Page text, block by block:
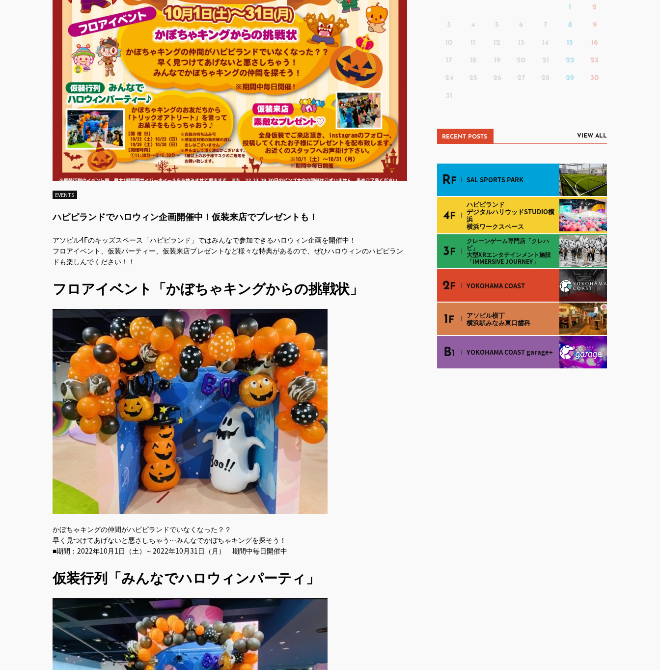
EVENTS
ハピピランドでハロウィン企画開催中！仮装来店でプレゼントも！
アソビル4Fのキッズスペース「ハピピランド」ではみんなで参加できるハロウィン企画を開催中！
フロアイベント、仮装パーティー、仮装来店プレゼントなど様々な特典があるので、ぜひハロウィンのハピピラン
ドも楽しんでください！！
フロアイベント「かぼちゃキングからの挑戦状」
かぼちゃキングの仲間がハピピランドでいなくなった？？
早く見つけてあげないと悪さしちゃう…みんなでかぼちゃキングを探そう！
■期間：2022年10月1日（土）～2022年10月31日（月） 期間中毎日開催中
仮装行列「みんなでハロウィンパーティ」
1 2
3 4 5 6 7 8 9
10 11 12 13 14 15 16
17 18 19 20 21 22 23
24 25 26 27 28 29 30
31
RECENT POSTS VIEW ALL
R F SAL SPORTS PARK
4F
ハピピランド
デジタルハリウッドSTUDIO横
浜
横浜ワークスペース
3 F
クレーンゲーム専門店「クレハ
ピ」
大型XRエンタテインメント施設
「IMMERSIVE JOURNEY」
2F YOKOHAMA COAST
1 F
アソビル横丁
横浜駅みなみ東口歯科
B1 YOKOHAMA COAST garage+